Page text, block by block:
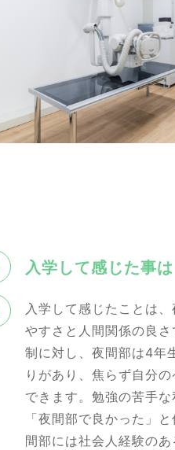
入学して感じた事は
入学して感じたことは
やすさと人間関係の良
制に対し、夜間部は4年
りがあり、焦らず自分
できます。勉強の苦手
「夜間部で良かった」
間部には社会人経験の